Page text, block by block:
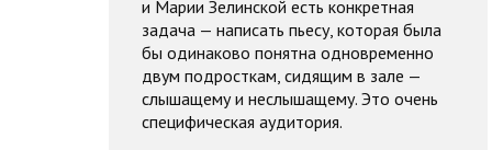
и Марии Зелинской есть конкретная
задача — написать пьесу, которая была
бы одинаково понятна одновременно
двум подросткам, сидящим в зале —
слышащему и неслышащему. Это очень
специфическая аудитория.